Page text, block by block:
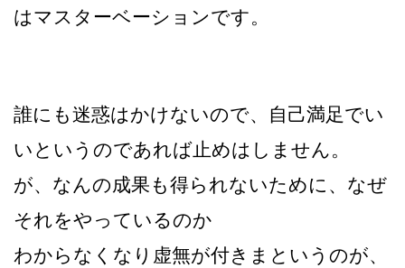
はマスターベーションです。
誰にも迷惑はかけないので、自己満足でい
いというのであれば止めはしません。
が、なんの成果も得られないために、なぜ
それをやっているのか
わからなくなり虚無が付きまというのが、